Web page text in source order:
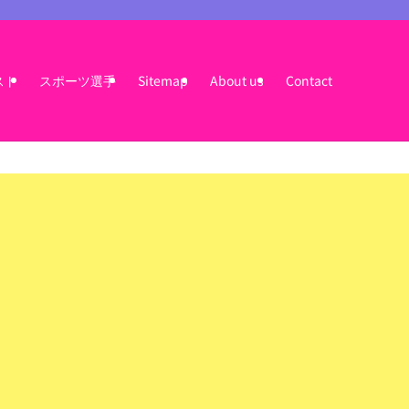
ト スポーツ選手 Sitemap About us Contact